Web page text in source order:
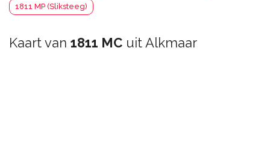
1811 MP (Sliksteeg)
Kaart van 1811 MC uit Alkmaar